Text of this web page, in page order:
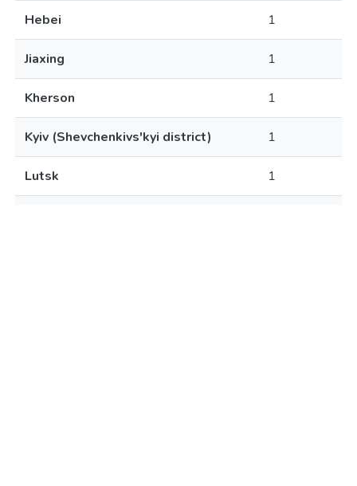
Hebei 1
Jiaxing 1
Kherson 1
Kyiv (Shevchenkivs'kyi district) 1
Lutsk 1